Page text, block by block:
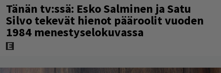
Tänän tv:ssä: Esko Salminen ja Satu
Silvo tekevät hienot pääroolit vuoden
1984 menestyselokuvassa